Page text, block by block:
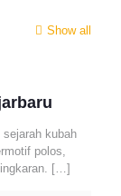
Show all
sejarah kubah
polos,
[…]